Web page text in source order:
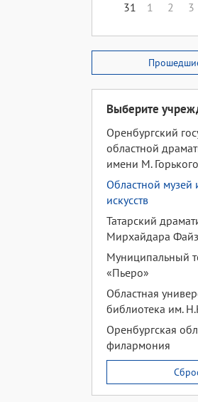
31
1 2 3
Выберите
Оренбургский
областной
имени М. Горького
Областной музей
искусств
Татарский
Мирхайдара
Муниципальный
«Пьеро»
Областная
библиотека им.
Оренбургская
филармония